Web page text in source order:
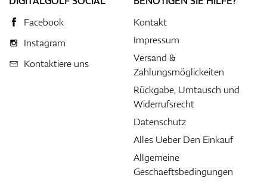
Facebook
Instagram
Kontaktiere uns
Kontakt
Impressum
Versand &
Zahlungsmöglickeiten
Rückgabe, Umtausch und
Widerrufsrecht
Datenschutz
Alles Ueber Den Einkauf
Allgemeine
Geschaeftsbedingungen